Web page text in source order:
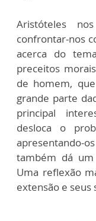
Aristóteles
confrontar-nos
acerca do
preceitos
de homem,
grande parte
principal
desloca o
também dá
Uma reflexão
extensão e seus